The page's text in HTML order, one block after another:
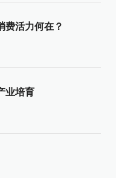
费活力何在？
业培育